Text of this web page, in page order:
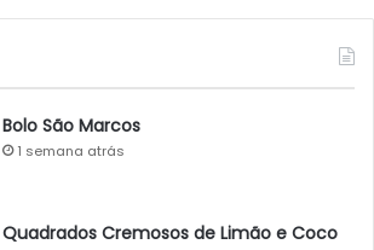
Bolo São Marcos
1 semana atrás
Quadrados Cremosos de Limão e Coco